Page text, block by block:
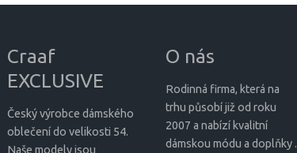
Craaf
EXCLUSIVE
Český výrobce dámského
oblečení do velikosti 54.
Naše modely jsou
O nás
Rodinná firma, která na
trhu působí již od roku
2007 a nabízí kvalitní
dámskou módu a doplňky .